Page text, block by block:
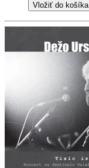
Vložiť do košíka